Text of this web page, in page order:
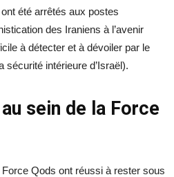
été arrêtés aux postes
des Iraniens à l’avenir
à détecter et à dévoiler par le
sécurité intérieure d’Israël).
sein de la Force
Qods ont réussi à rester sous